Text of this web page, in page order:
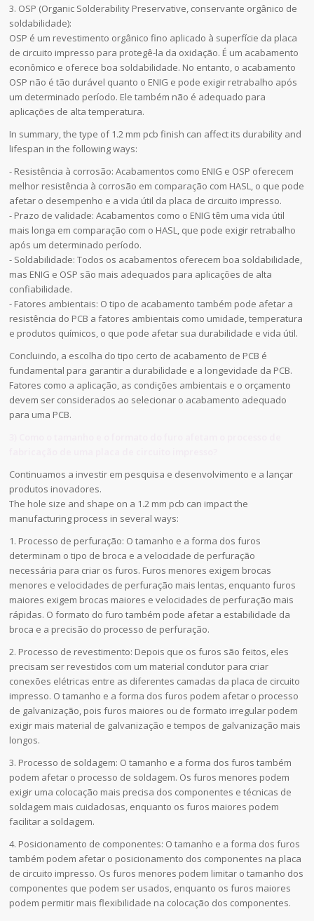
3. OSP (Organic Solderability Preservative, conservante orgânico de
soldabilidade):
OSP é um revestimento orgânico fino aplicado à superfície da placa
de circuito impresso para protegê-la da oxidação. É um acabamento
econômico e oferece boa soldabilidade. No entanto, o acabamento
OSP não é tão durável quanto o ENIG e pode exigir retrabalho após
um determinado período. Ele também não é adequado para
aplicações de alta temperatura.
In summary, the type of 1.2 mm pcb finish can affect its durability and
lifespan in the following ways:
- Resistência à corrosão: Acabamentos como ENIG e OSP oferecem
melhor resistência à corrosão em comparação com HASL, o que pode
afetar o desempenho e a vida útil da placa de circuito impresso.
- Prazo de validade: Acabamentos como o ENIG têm uma vida útil
mais longa em comparação com o HASL, que pode exigir retrabalho
após um determinado período.
- Soldabilidade: Todos os acabamentos oferecem boa soldabilidade,
mas ENIG e OSP são mais adequados para aplicações de alta
confiabilidade.
- Fatores ambientais: O tipo de acabamento também pode afetar a
resistência do PCB a fatores ambientais como umidade, temperatura
e produtos químicos, o que pode afetar sua durabilidade e vida útil.
Concluindo, a escolha do tipo certo de acabamento de PCB é
fundamental para garantir a durabilidade e a longevidade da PCB.
Fatores como a aplicação, as condições ambientais e o orçamento
devem ser considerados ao selecionar o acabamento adequado
para uma PCB.
Continuamos a investir em pesquisa e desenvolvimento e a lançar
produtos inovadores.
The hole size and shape on a 1.2 mm pcb can impact the
manufacturing process in several ways:
1. Processo de perfuração: O tamanho e a forma dos furos
determinam o tipo de broca e a velocidade de perfuração
necessária para criar os furos. Furos menores exigem brocas
menores e velocidades de perfuração mais lentas, enquanto furos
maiores exigem brocas maiores e velocidades de perfuração mais
rápidas. O formato do furo também pode afetar a estabilidade da
broca e a precisão do processo de perfuração.
2. Processo de revestimento: Depois que os furos são feitos, eles
precisam ser revestidos com um material condutor para criar
conexões elétricas entre as diferentes camadas da placa de circuito
impresso. O tamanho e a forma dos furos podem afetar o processo
de galvanização, pois furos maiores ou de formato irregular podem
exigir mais material de galvanização e tempos de galvanização mais
longos.
3. Processo de soldagem: O tamanho e a forma dos furos também
podem afetar o processo de soldagem. Os furos menores podem
exigir uma colocação mais precisa dos componentes e técnicas de
soldagem mais cuidadosas, enquanto os furos maiores podem
facilitar a soldagem.
4. Posicionamento de componentes: O tamanho e a forma dos furos
também podem afetar o posicionamento dos componentes na placa
de circuito impresso. Os furos menores podem limitar o tamanho dos
componentes que podem ser usados, enquanto os furos maiores
podem permitir mais flexibilidade na colocação dos componentes.